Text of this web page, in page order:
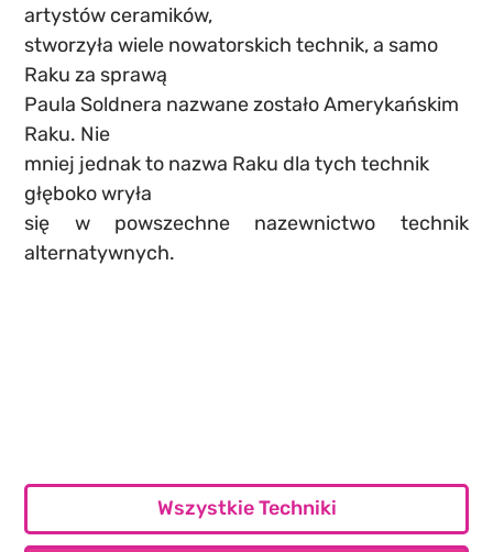
artystów ceramików,
stworzyła wiele nowatorskich technik, a samo
Raku za sprawą
Paula Soldnera nazwane zostało Amerykańskim
Raku. Nie
mniej jednak to nazwa Raku dla tych technik
głęboko wryła
się w powszechne nazewnictwo technik
alternatywnych.
Wszystkie Techniki